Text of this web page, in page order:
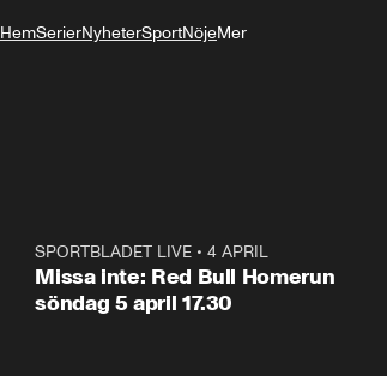
HemSerierNyheterSportNöjeMer
1:03SPORTBLADET LIVE •4 APRIL
Missa inte: Red Bull Homerun
söndag 5 april 17.30